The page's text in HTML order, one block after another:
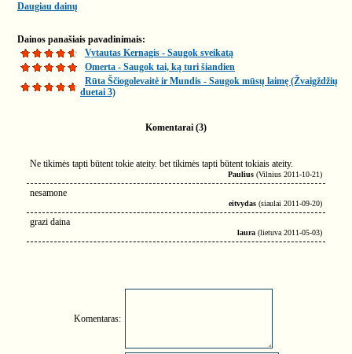
Daugiau dainų
Dainos panašiais pavadinimais:
Vytautas Kernagis - Saugok sveikatą
Omerta - Saugok tai, ką turi šiandien
Rūta Ščiogolevaitė ir Mundis - Saugok mūsų laimę (Žvaigždžių
duetai 3)
Komentarai (3)
Ne tikimės tapti būtent tokie ateity. bet tikimės tapti būtent tokiais ateity.
Paulius (Vilnius 2011-10-21)
nesamone
eitvydas (siaulai 2011-09-20)
grazi daina
laura (lietuva 2011-05-03)
Komentaras: